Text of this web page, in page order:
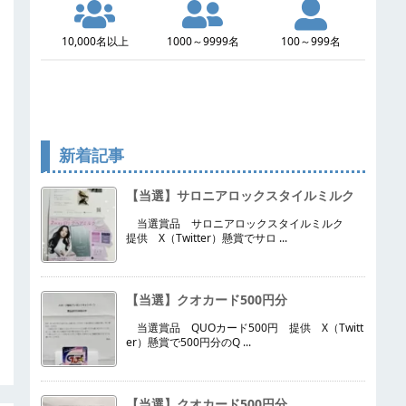
10,000名以上 1000～9999名 100～999名
新着記事
【当選】サロニアロックスタイルミルク
当選賞品 サロニアロックスタイルミルク
提供 X（Twitter）懸賞でサロ ...
【当選】クオカード500円分
当選賞品 QUOカード500円 提供 X（Twitt
er）懸賞で500円分のQ ...